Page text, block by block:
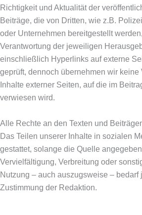
Richtigkeit und Aktualität der
Beiträge, die von Dritten, wie z.B.
oder Unternehmen bereitgestellt
Verantwortung der jeweiligen
einschließlich Hyperlinks auf externe
geprüft, dennoch übernehmen wir keine
Inhalte externer Seiten, auf die im
verwiesen wird.
Alle Rechte an den Texten und
Das Teilen unserer Inhalte in sozialen
gestattet, solange die Quelle
Vervielfältigung, Verbreitung oder
Nutzung – auch auszugsweise – bedarf
Zustimmung der Redaktion.